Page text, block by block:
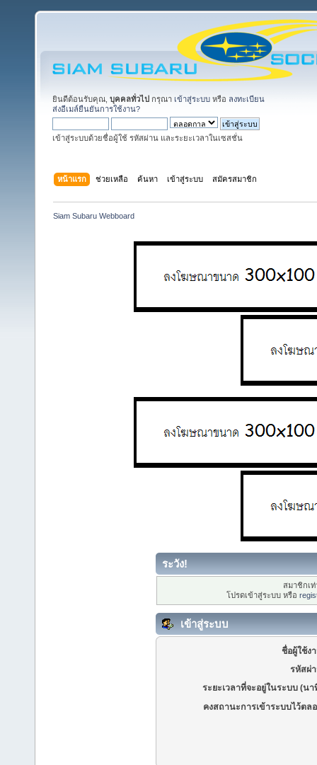
ยินดีต้อนรับคุณ, บุคคลทั่วไป กรุณา เข้าสู่ระบบ หรือ ลงทะเบียน
ส่งอีเมล์ยืนยันการใช้งาน?
เข้าสู่ระบบด้วยชื่อผู้ใช้ รหัสผ่าน และระยะเวลาในเซสชั่น
หน้าแรก ช่วยเหลือ ค้นหา เข้าสู่ระบบ สมัครสมาชิก
Siam Subaru Webboard
ระวัง!
สมาชิกเ
โปรดเข้าสู่ระบบ หรือ
เข้าสู่ระบบ
ชื่อผู้ใช้ง
รหัสผ่
ระยะเวลาที่จะอยู่ในระบบ (นา
คงสถานะการเข้าระบบไว้ตล